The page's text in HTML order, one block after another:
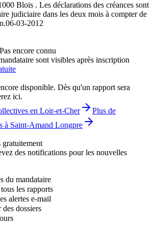
Blois . Les déclarations des créances sont
judiciaire dans les deux mois à compter de
06-03-2012
Pas encore connu
sont visibles après inscription
disponible. Dès qu'un rapport sera
ici.
en Loir-et-Cher
Plus de
à Saint-Amand Longpre
gratuitement
des notifications pour les nouvelles
du mandataire
les rapports
alertes e-mail
des dossiers